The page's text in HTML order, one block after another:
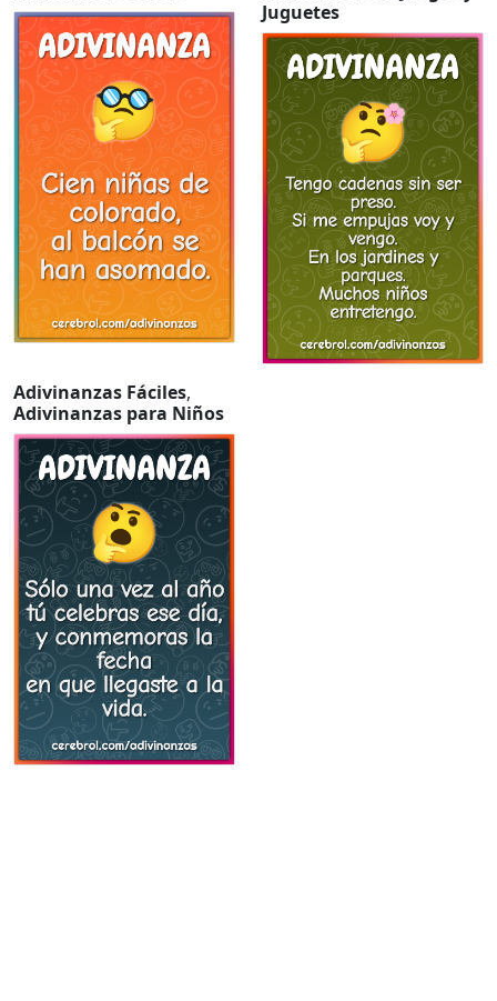
Juguetes
Adivinanzas Fáciles,
Adivinanzas para Niños